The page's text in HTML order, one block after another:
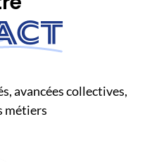
avancées collectives,
métiers